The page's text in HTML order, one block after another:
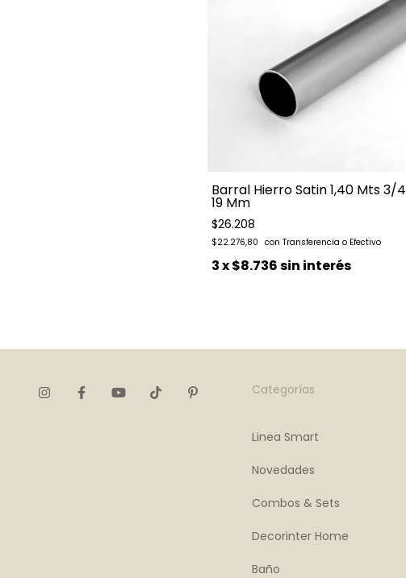
Barral Hierro Satin 1,40 Mts 3/4
19 Mm
$26.208
$22.276,80
3x$8.736sin interés
Categorías
Linea Smart
Novedades
Combos & Sets
Decorinter Home
Baño